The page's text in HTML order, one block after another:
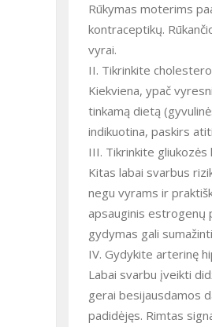
Rūkymas moterims
kontraceptikų.
vyrai.
II. Tikrinkite
Kiekviena, ypač
tinkamą dietą
indikuotina, paskirs
III. Tikrinkite gliukozės
Kitas labai svarbus
negu vyrams ir
apsauginis estrogenų
gydymas gali
IV. Gydykite arterinę
Labai svarbu įveikti
gerai besijausdamos
padidėjęs. Rimtas